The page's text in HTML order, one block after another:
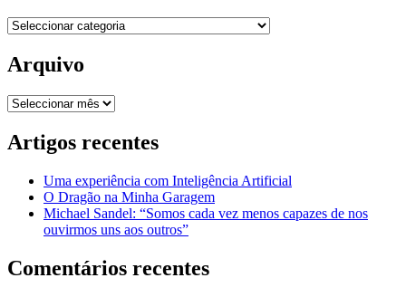
Categorias
Arquivo
Arquivo
Artigos recentes
Uma experiência com Inteligência Artificial
O Dragão na Minha Garagem
Michael Sandel: “Somos cada vez menos capazes de nos
ouvirmos uns aos outros”
Comentários recentes